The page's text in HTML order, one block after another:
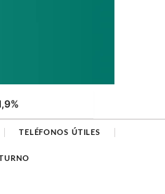
TELÉFONOS ÚTILES